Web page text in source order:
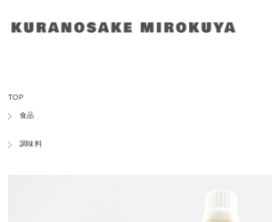
TOP
食品
調味料